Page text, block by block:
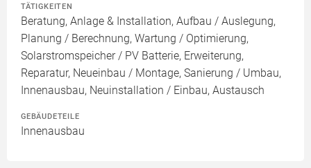
TÄTIGKEITEN
Beratung, Anlage & Installation, Aufbau / Auslegung,
Planung / Berechnung, Wartung / Optimierung,
Solarstromspeicher / PV Batterie, Erweiterung,
Reparatur, Neueinbau / Montage, Sanierung / Umbau,
Innenausbau, Neuinstallation / Einbau, Austausch
GEBÄUDETEILE
Innenausbau